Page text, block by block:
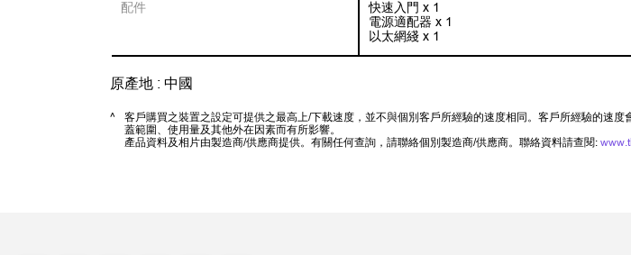
配件
快速入門 x 1
電源適配器 x 1
以太網綫 x 1
原產地 : 中國
^
客戶購買之裝置之設定可提供之最高上/下載速度，並不與個別客戶所經驗的速度相同。客戶所經驗的速
蓋範圍、使用量及其他外在因素而有所影響。
產品資料及相片由製造商/供應商提供。有關任何查詢，請聯絡個別製造商/供應商。聯絡資料請查閱: